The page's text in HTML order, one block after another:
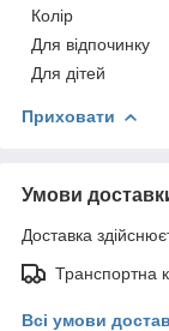
Колір
Для відпочинку
Для дітей
Приховати
Умови
Доставка
Транспортна
Всі умови